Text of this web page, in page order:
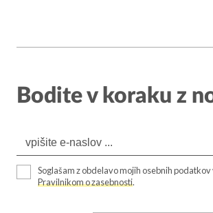
Bodite v koraku z
Soglašam z obdelavo mojih osebnih podatkov
Pravilnikom o zasebnosti.